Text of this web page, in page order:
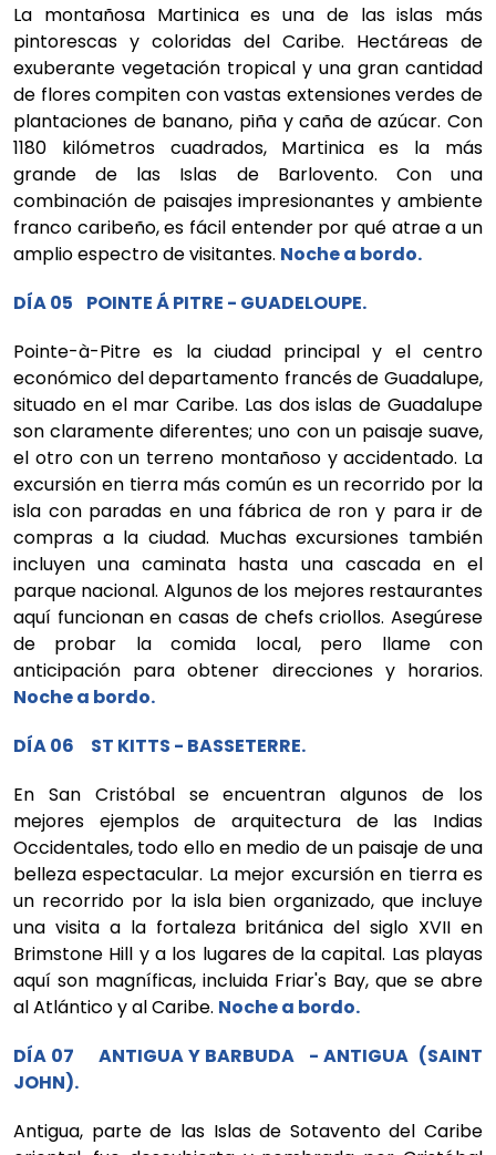
La montañosa Martinica es una de las islas más
pintorescas y coloridas del Caribe. Hectáreas de
exuberante vegetación tropical y una gran cantidad
de flores compiten con vastas extensiones verdes de
plantaciones de banano, piña y caña de azúcar. Con
1180 kilómetros cuadrados, Martinica es la más
grande de las Islas de Barlovento. Con una
combinación de paisajes impresionantes y ambiente
franco caribeño, es fácil entender por qué atrae a un
amplio espectro de visitantes. Noche a bordo.
DÍA 05 POINTE Á PITRE - GUADELOUPE.
Pointe-à-Pitre es la ciudad principal y el centro
económico del departamento francés de Guadalupe,
situado en el mar Caribe. Las dos islas de Guadalupe
son claramente diferentes; uno con un paisaje suave,
el otro con un terreno montañoso y accidentado. La
excursión en tierra más común es un recorrido por la
isla con paradas en una fábrica de ron y para ir de
compras a la ciudad. Muchas excursiones también
incluyen una caminata hasta una cascada en el
parque nacional. Algunos de los mejores restaurantes
aquí funcionan en casas de chefs criollos. Asegúrese
de probar la comida local, pero llame con
anticipación para obtener direcciones y horarios.
Noche a bordo.
DÍA 06 ST KITTS - BASSETERRE.
En San Cristóbal se encuentran algunos de los
mejores ejemplos de arquitectura de las Indias
Occidentales, todo ello en medio de un paisaje de una
belleza espectacular. La mejor excursión en tierra es
un recorrido por la isla bien organizado, que incluye
una visita a la fortaleza británica del siglo XVII en
Brimstone Hill y a los lugares de la capital. Las playas
aquí son magníficas, incluida Friar's Bay, que se abre
al Atlántico y al Caribe. Noche a bordo.
DÍA 07 ANTIGUA Y BARBUDA - ANTIGUA (SAINT
JOHN).
Antigua, parte de las Islas de Sotavento del Caribe